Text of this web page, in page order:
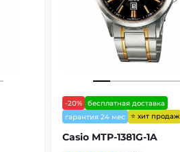
-20%
бесплатная доставка
гарантия 24 мес
⭐ хит продаж
Casio MTP-1381G-1A